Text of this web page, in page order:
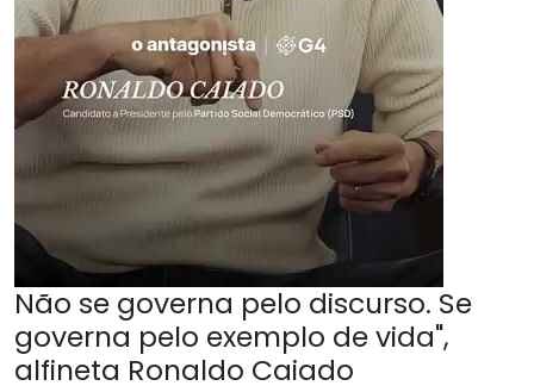
Não se governa pelo discurso. Se
governa pelo exemplo de vida",
alfineta Ronaldo Caiado